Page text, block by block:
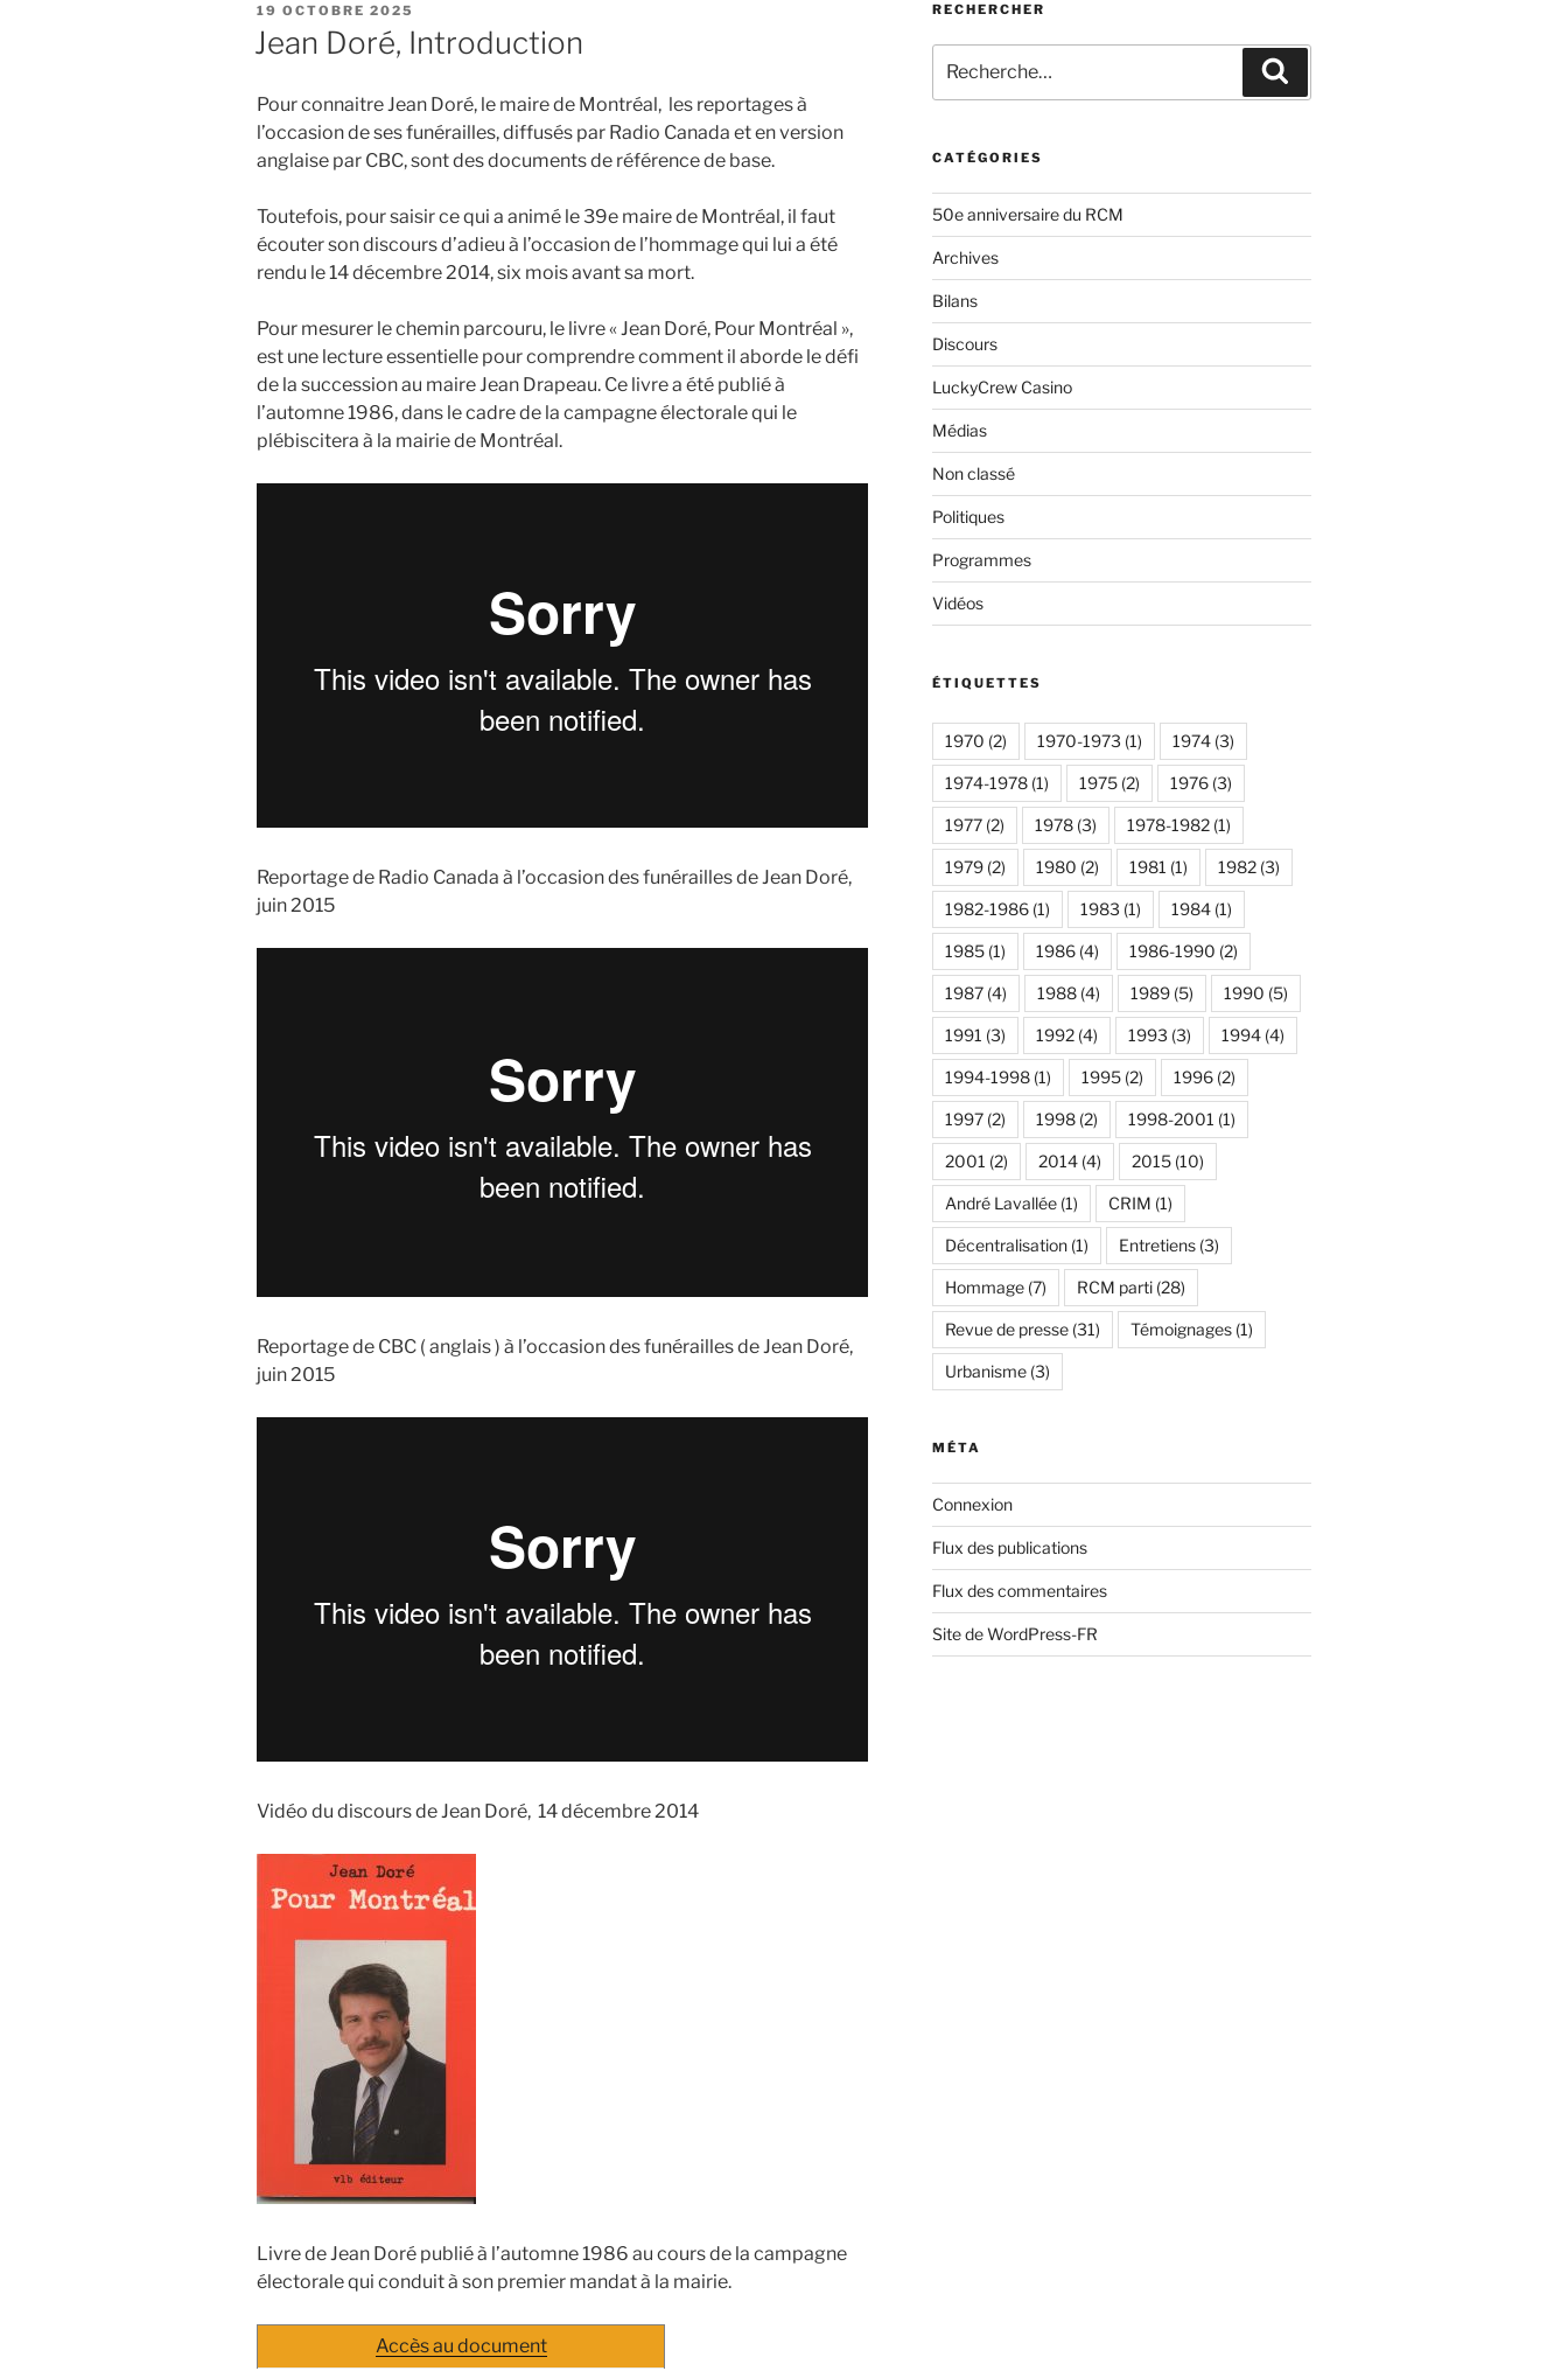
PUBLIÉ
LE
19 OCTOBRE 2025
Jean Doré, Introduction
Pour connaitre Jean Doré, le maire de Montréal, les reportages à
l’occasion de ses funérailles, diffusés par Radio Canada et en version
anglaise par CBC, sont des documents de référence de base.
Toutefois, pour saisir ce qui a animé le 39e maire de Montréal, il faut
écouter son discours d’adieu à l’occasion de l’hommage qui lui a été
rendu le 14 décembre 2014, six mois avant sa mort.
Pour mesurer le chemin parcouru, le livre « Jean Doré, Pour Montréal »,
est une lecture essentielle pour comprendre comment il aborde le défi
de la succession au maire Jean Drapeau. Ce livre a été publié à
l’automne 1986, dans le cadre de la campagne électorale qui le
plébiscitera à la mairie de Montréal.
Reportage de Radio Canada à l’occasion des funérailles de Jean Doré,
juin 2015
Reportage de CBC ( anglais ) à l’occasion des funérailles de Jean Doré,
juin 2015
Vidéo du discours de Jean Doré, 14 décembre 2014
Livre de Jean Doré publié à l’automne 1986 au cours de la campagne
électorale qui conduit à son premier mandat à la mairie.
Accès au document
RECHERCHER
CATÉGORIES
50e anniversaire du RCM
Archives
Bilans
Discours
LuckyCrew Casino
Médias
Non classé
Politiques
Programmes
Vidéos
ÉTIQUETTES
1970 (2) 1970-1973 (1) 1974(3)
1974-1978(1) 1975(2) 1976(3)
1977(2) 1978(3) 1978-1982(1)
1979(2) 1980 (2) 1981 (1) 1982(3)
1982-1986(1) 1983 (1) 1984(1)
1985(1) 1986(4) 1986-1990 (2)
1987(4) 1988(4) 1989(5) 1990 (5)
1991 (3) 1992(4) 1993 (3) 1994(4)
1994-1998(1) 1995(2) 1996(2)
1997(2) 1998(2) 1998-2001 (1)
2001 (2) 2014(4) 2015(10)
André Lavallée(1) CRIM (1)
Décentralisation(1) Entretiens(3)
Hommage(7) RCM parti(28)
Revue de presse(31) Témoignages(1)
Urbanisme(3)
MÉTA
Connexion
Flux des publications
Flux des commentaires
Site de WordPress-FR